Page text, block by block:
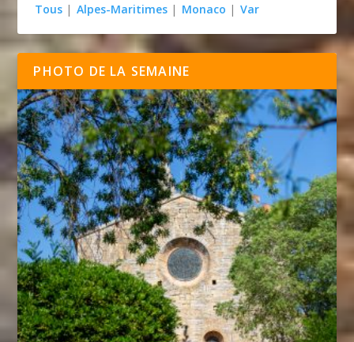
Tous | Alpes-Maritimes | Monaco | Var
PHOTO DE LA SEMAINE